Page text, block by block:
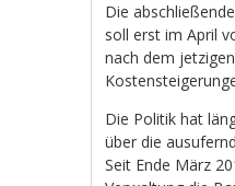
Die
soll erst im April
nach dem
Die Politik hat
über die
Seit Ende März